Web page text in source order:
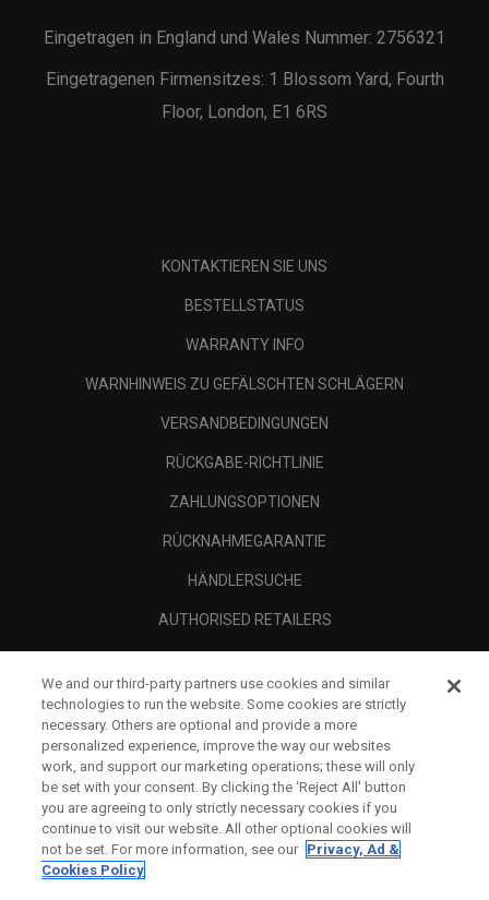
Eingetragen in England und Wales Nummer: 2756321
Eingetragenen Firmensitzes: 1 Blossom Yard, Fourth
Floor, London, E1 6RS
KONTAKTIEREN SIE UNS
BESTELLSTATUS
WARRANTY INFO
WARNHINWEIS ZU GEFÄLSCHTEN SCHLÄGERN
VERSANDBEDINGUNGEN
RÜCKGABE-RICHTLINIE
ZAHLUNGSOPTIONEN
RÜCKNAHMEGARANTIE
HÄNDLERSUCHE
AUTHORISED RETAILERS
UNTERNEHMENSPROFIL
RECHTLICHES-
We and our third-party partners use cookies and similar
technologies to run the website. Some cookies are strictly
necessary. Others are optional and provide a more
personalized experience, improve the way our websites
work, and support our marketing operations; these will only
be set with your consent. By clicking the ‘Reject All' button
you are agreeing to only strictly necessary cookies if you
continue to visit our website. All other optional cookies will
not be set. For more information, see our Privacy, Ad &
Cookies Policy